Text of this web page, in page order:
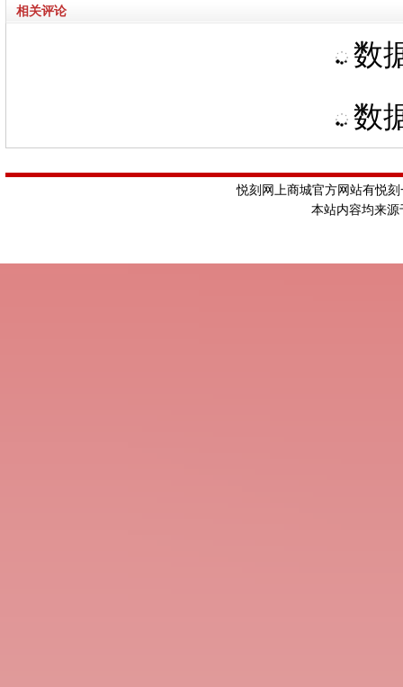
相关评论
数
数
悦刻网上商城官方网站有悦
本站内容均来